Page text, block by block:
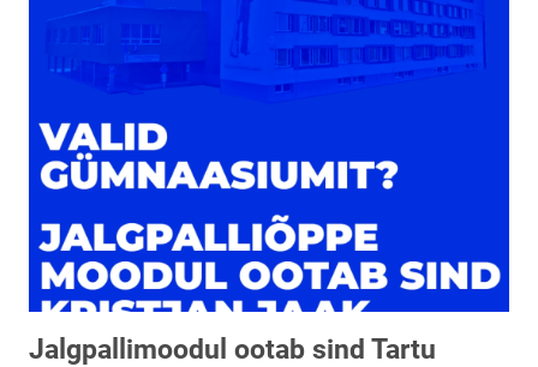
Jalgpallimoodul ootab sind Tartu